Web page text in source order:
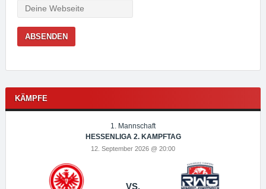
Webseite
KÄMPFE
1. Mannschaft
HESSENLIGA 2. KAMPFTAG
12. September 2026 @ 20:00
VS.